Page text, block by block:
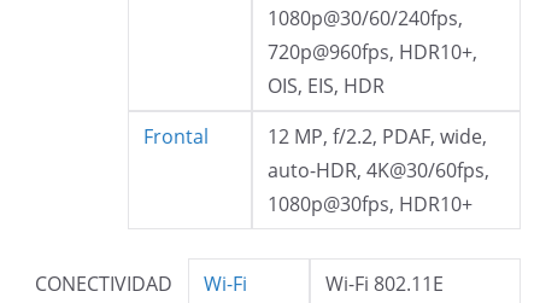
1080p@30/60/240fps,
720p@960fps, HDR10+,
OIS, EIS, HDR
Frontal
12 MP, f/2.2, PDAF, wide,
auto-HDR, 4K@30/60fps,
1080p@30fps, HDR10+
CONECTIVIDAD Wi-Fi
Wi-Fi 802.11E